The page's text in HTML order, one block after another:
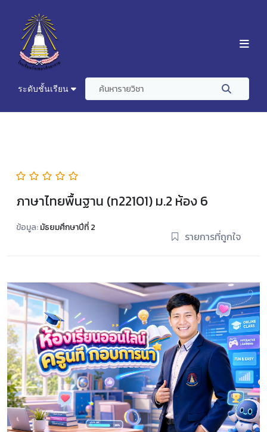
ระดับชั้นเรียน
ภาษาไทยพื้นฐาน (ท22101) ม.2 ห้อง 6
ข้อมูล:มัธยมศึกษาปีที่ 2
รายการที่ถูกใจ